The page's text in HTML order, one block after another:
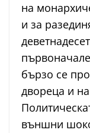
на
и за
бързо се
двореца и
външни